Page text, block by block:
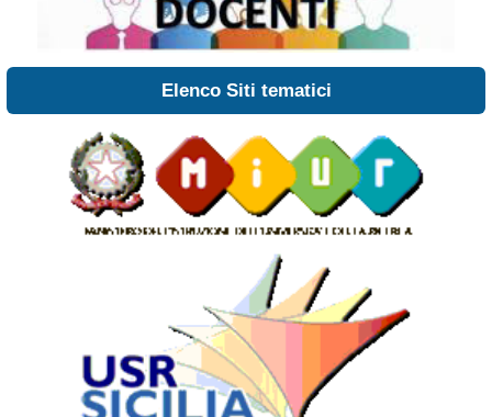
Elenco Siti tematici